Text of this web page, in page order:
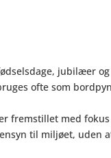
jubilæer
ofte som
fremstillet med
til miljøet, uden